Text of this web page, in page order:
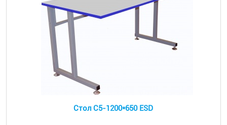
Стол С5-1200*650 ESD